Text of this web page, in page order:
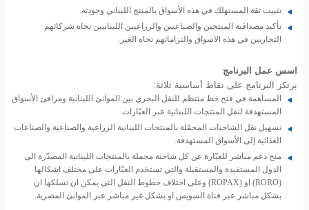
تثبيت ثقة المستهلك في هذه الأسواق بالمنتج اللبناني وجودته.
تأكيد مصداقية المنتجين والصناعيين والزراعيين اللبنانيين تجاه شركائهم
التجاريين في هذه الاسواق والتزاماتهم تجاه الغير.
اسس عمل البرنامج
يرتكز البرنامج على نقاط أساسية ثلاثة:
المساهمة في فتح خط منتظم للنقل البحري بين الموانئ اللبنانية ومرافئ الأسواق
المستهدفة لنقل المنتجات اللبنانية عبر العبّارات.
تسهيل نقل الشاحنات المحمّلة بالمنتجات اللبنانية الزراعية والصناعية والصناعات
الغذائية إلى الأسواق المستهدفة.
منح دعم مباشر للعبّارة عن كل شاحنة محملة بالمنتجات اللبنانية المصدّرة الى
الدول المستفيدة والمستقبلة والتي تستخدم العبّارات على مختلف اشكالها
(RORO) او (ROPAX) وعلى اختلاف خطوط النقل التي يمكن ان تسلكها ان
بشكل مباشر عبر قناة السويس او بشكل غير مباشر عبر الموانئ المصرية.